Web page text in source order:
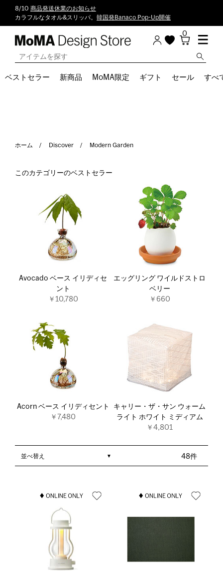
8/10 商品発送休業のお知らせ
カラフルなタオル&スリッパ。 韓国発Banaco Pop-Up開催
0
ベストセラー 新商品 MoMA限定 ギフト セール すべ
ホーム Discover Modern Garden
このカテゴリーのベストセラー
Avocado ベース イリディセ
ント
￥10,780
エッグリング ワイルドストロ
ベリー
￥660
Acorn ベース イリディセント
￥7,480
キャリー・ザ・サン ウォーム
ライト ホワイト ミディアム
￥4,801
48件
並べ替え